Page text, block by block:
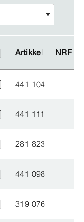
Artikkel NRF nr.
Artikkel NRF nr.
441 104
441 111
281 823
441 098
319 076